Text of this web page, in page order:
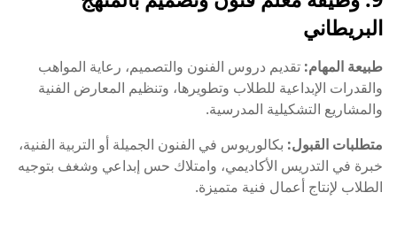
البريطاني
طبيعة المهام: تقديم دروس الفنون والتصميم، رعاية المواهب
والقدرات الإبداعية للطلاب وتطويرها، وتنظيم المعارض الفنية
والمشاريع التشكيلية المدرسية.
متطلبات القبول: بكالوريوس في الفنون الجميلة أو التربية الفنية،
خبرة في التدريس الأكاديمي، وامتلاك حس إبداعي وشغف بتوجيه
الطلاب لإنتاج أعمال فنية متميزة.